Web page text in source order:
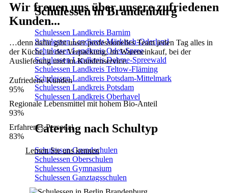
Schulessen in Brandenburg
Schulessen Landkreis Barnim
Schulessen Landkreis Märkisch-Oderland
Schulessen Landkreis Oder-Spree
Schulessen Landkreis Dahme-Spreewald
Schulessen Landkreis Teltow-Fläming
Schulessen Landkreis Potsdam-Mittelmark
Schulessen Landkreis Potsdam
Schulessen Landkreis Oberhavel
Catering nach Schultyp
Schulessen Grundschulen
Schulessen Oberschulen
Schulessen Gymnasium
Schulessen Ganztagsschulen
Wir freuen uns über unsere zufriedenen
Kunden...
…denn dafür gibt unser professionelles Team jeden Tag alles in
der Küche, in der Verpackung, im Wareneinkauf, bei der
Auslieferung und im Kundenservice.
Zufriedene Kunden
95%
Regionale Lebensmittel mit hohem Bio-Anteil
93%
Erfahrenes Personal
83%
Lernen Sie uns kennen